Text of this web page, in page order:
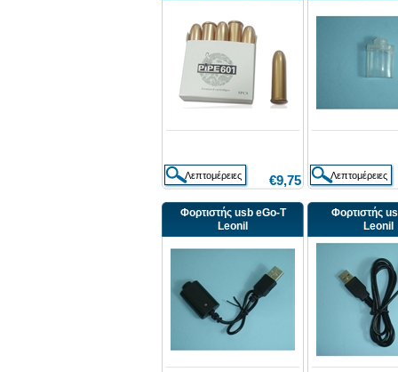
€9,75
Φορτιστής usb eGo-T
Leonil
Φορτιστής
Leonil